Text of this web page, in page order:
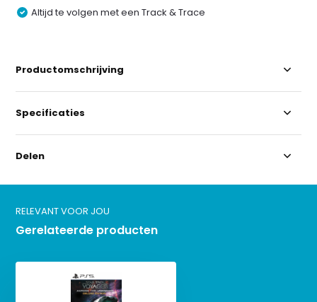
Altijd te volgen met een Track & Trace
Productomschrijving
Specificaties
Delen
RELEVANT VOOR JOU
Gerelateerde producten